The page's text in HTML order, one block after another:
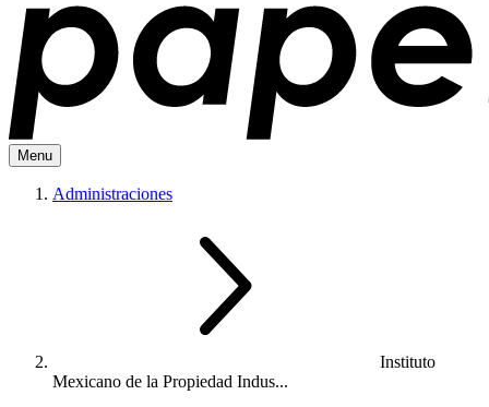
Menu
Administraciones
Instituto
Mexicano de la Propiedad Indus...